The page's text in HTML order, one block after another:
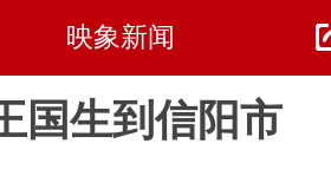
映象新闻
国生到信阳市